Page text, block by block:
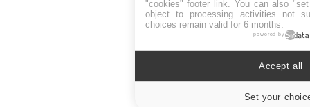
"cookies" footer link . You can also
object to processing activities not
choices remain valid for 6 months.
powered by
Set your
Accept all